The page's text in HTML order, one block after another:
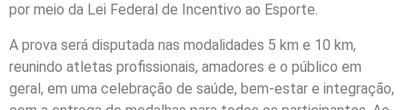
por meio da Lei Federal de Incentivo ao Esporte.
A prova será disputada nas modalidades 5 km e 10 km,
reunindo atletas profissionais, amadores e o público em
geral, em uma celebração de saúde, bem-estar e integração,